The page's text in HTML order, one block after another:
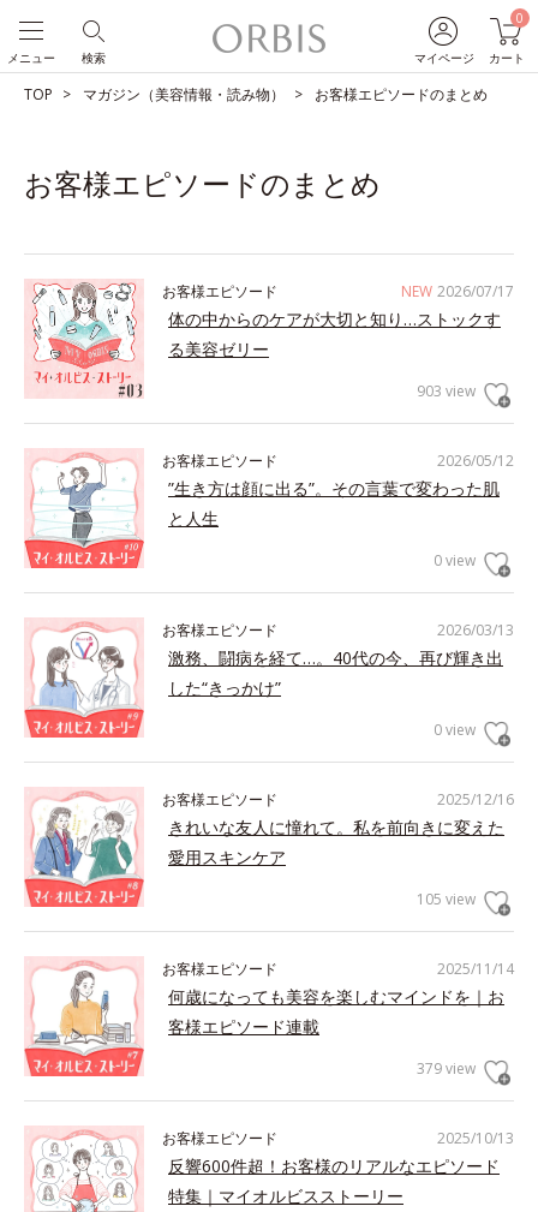
マイページ
0
カート
検索
メニュー
TOP マガジン（美容情報・読み物） お客様エピソードのまとめ
お客様エピソードのまとめ
NEW 2026/07/17
お客様エピソード
体の中からのケアが大切と知り…ストックす
る美容ゼリー
903 view
2026/05/12
お客様エピソード
”生き方は顔に出る”。その言葉で変わった肌
と人生
0 view
2026/03/13
お客様エピソード
激務、闘病を経て…。40代の今、再び輝き出
した“きっかけ”
0 view
2025/12/16
お客様エピソード
きれいな友人に憧れて。私を前向きに変えた
愛用スキンケア
105 view
2025/11/14
お客様エピソード
何歳になっても美容を楽しむマインドを｜お
客様エピソード連載
379 view
2025/10/13
お客様エピソード
反響600件超！お客様のリアルなエピソード
特集｜マイオルビスストーリー